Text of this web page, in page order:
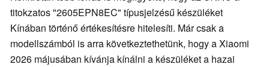
titokzatos "2605EPN8EC" típusjelzésű készüléket
Kínában történő értékesítésre hitelesíti. Már csak a
modellszámból is arra következtethetünk, hogy a Xiaomi
2026 májusában kívánja kínálni a készüléket a hazai